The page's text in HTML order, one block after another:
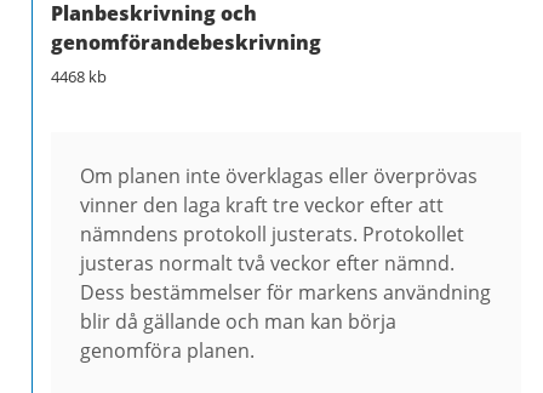
Planbeskrivning och
genomförandebeskrivning
4468 kb
Om planen inte överklagas eller överprövas
vinner den laga kraft tre veckor efter att
nämndens protokoll justerats. Protokollet
justeras normalt två veckor efter nämnd.
Dess bestämmelser för markens användning
blir då gällande och man kan börja
genomföra planen.